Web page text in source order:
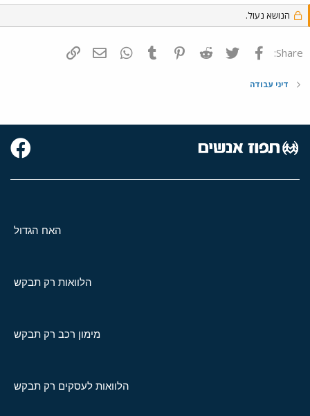
הנושא נעול.
Share: פייסבוק Twitter
Reddit
Pinterest
Tumblr
WhatsAppדואר אלקטרוני
דיני עבודה
האח הגדול
הלוואות רק תבקש
מימון רכב רק תבקש
הלוואות לעסקים רק תבקש